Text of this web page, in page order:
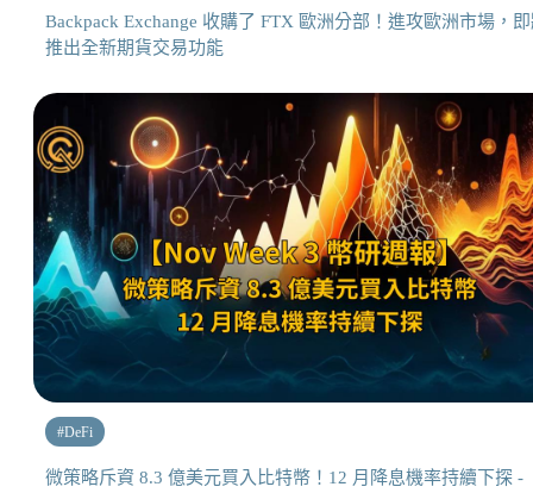
Backpack Exchange 收購了 FTX 歐洲分部！進攻歐洲市場，
推出全新期貨交易功能
#DeFi
微策略斥資 8.3 億美元買入比特幣！12 月降息機率持續下探 -